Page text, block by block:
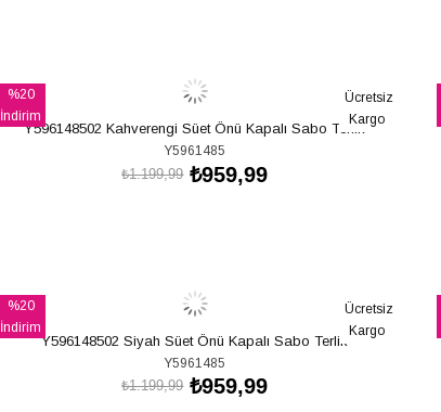
%20
İndirim
%20İndirim
Ücretsiz
Kargo
Y596148502 Kahverengi Süet Önü Kapalı Sabo Terlik
Y5961485
₺959,99
₺1.199,99
%20
İndirim
%20İndirim
Ücretsiz
Kargo
Y596148502 Siyah Süet Önü Kapalı Sabo Terlik
Y5961485
₺959,99
₺1.199,99